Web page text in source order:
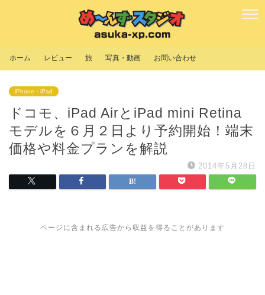
ホーム レビュー 旅 写真・動画 お問い合わせ
iPhone・iPad
ドコモ、iPad AirとiPad mini Retina
モデルを６月２日より予約開始！端末
価格や料金プランを解説
2014年5月28日
ページに含まれる広告から収益を得ることがあります